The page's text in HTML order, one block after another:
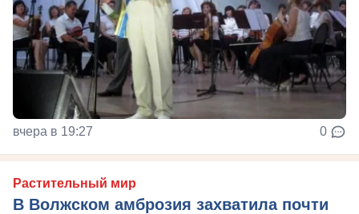
вчера в 19:27 0
Растительный мир
В Волжском амброзия захватила почти